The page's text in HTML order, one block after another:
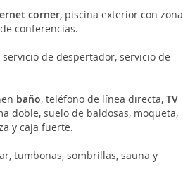
corner, piscina exterior con zona
conferencias.
de despertador, servicio de
baño, teléfono de línea directa,TV
doble, suelo de baldosas, moqueta,
y caja fuerte.
tumbonas, sombrillas, sauna y